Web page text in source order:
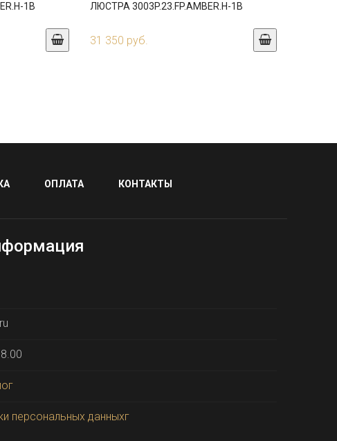
1B ЛЮСТРА 3003P.23.FP.AMBER.H-1B
31 350 руб.
ОПЛАТА КОНТАКТЫ
персональных данныхг